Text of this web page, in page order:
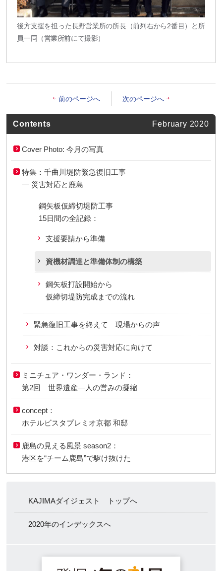
後方支援を担った長野営業所の所長（前列右から2番目）と所
員一同（営業所前にて撮影）
前のページへ 次のページへ
Contents February 2020
Cover Photo: 今月の写真
特集：千曲川堤防緊急復旧工事
— 災害対応と鹿島
鋼矢板仮締切堤防工事
15日間の全記録：
支援要請から準備
資機材調達と準備体制の構築
鋼矢板打設開始から
仮締切堤防完成までの流れ
緊急復旧工事を終えて 現場からの声
対談：これからの災害対応に向けて
ミニチュア・ワンダー・ランド：
第2回 世界遺産―人の営みの凝縮
concept：
ホテルビスタプレミオ京都 和邸
鹿島の見える風景 season2：
港区を“チーム鹿島”で駆け抜けた
KAJIMAダイジェスト トップへ
2020年のインデックスへ